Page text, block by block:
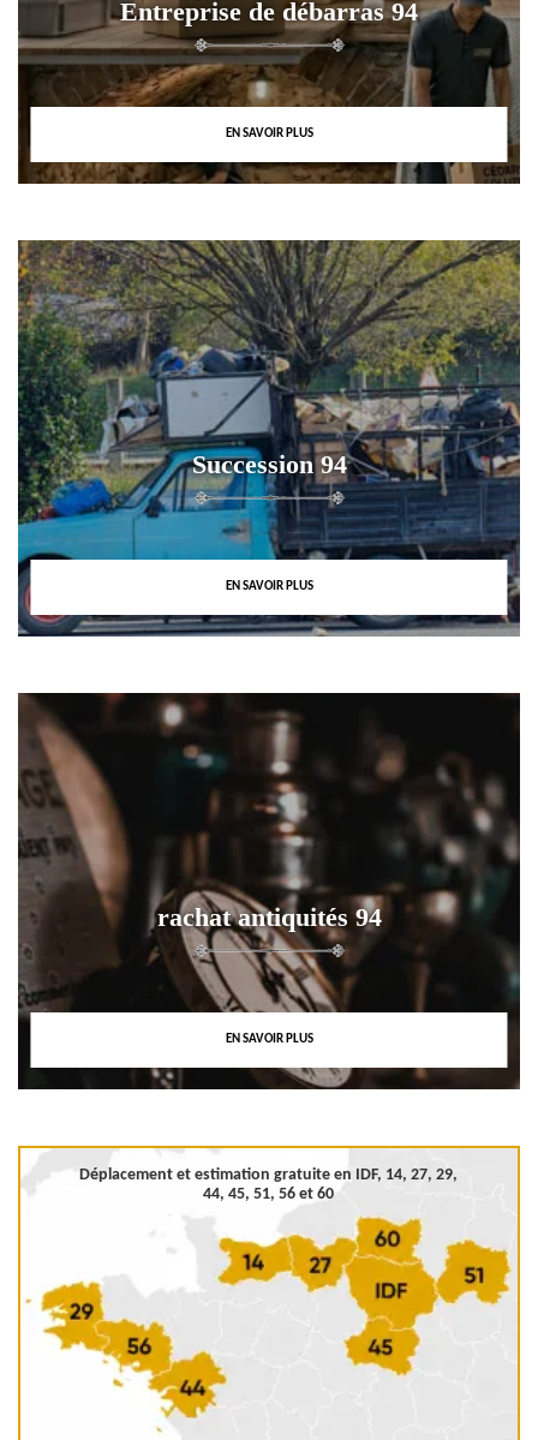
Entreprise de débarras 94
EN SAVOIR PLUS
Succession 94
EN SAVOIR PLUS
rachat antiquités 94
EN SAVOIR PLUS
Déplacement et estimation gratuite en IDF, 14, 27, 29,
44, 45, 51, 56 et 60